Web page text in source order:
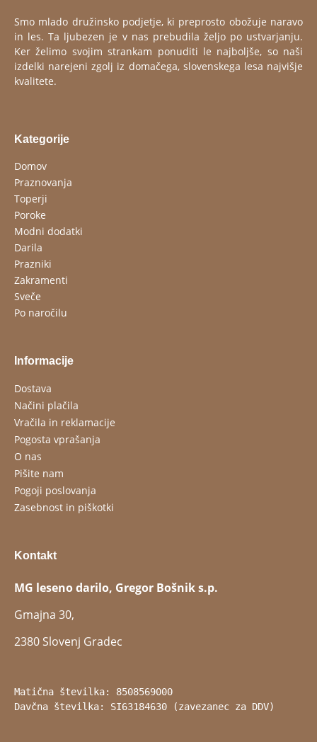
Smo mlado družinsko podjetje, ki preprosto obožuje naravo
in les. Ta ljubezen je v nas prebudila željo po ustvarjanju.
Ker želimo svojim strankam ponuditi le najboljše, so naši
izdelki narejeni zgolj iz domačega, slovenskega lesa najvišje
kvalitete.
Kategorije
Domov
Praznovanja
Toperji
Poroke
Modni dodatki
Darila
Prazniki
Zakramenti
Sveče
Po naročilu
Informacije
Dostava
Načini plačila
Vračila in reklamacije
Pogosta vprašanja
O nas
Pišite nam
Pogoji poslovanja
Zasebnost in piškotki
Kontakt
MG leseno darilo, Gregor Bošnik s.p.
Gmajna 30,
2380 Slovenj Gradec
Matična številka: 8508569000
Davčna številka: SI63184630 (zavezanec za DDV)